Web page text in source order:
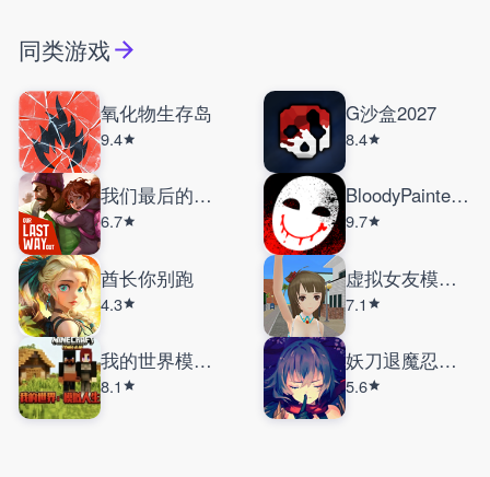
同类游戏
氧化物生存岛
9.4
G沙盒2027
8.4
我们最后的出路
6.7
BloodyPainterDatingSim情人节番外篇
9.7
酋长你别跑
4.3
虚拟女友模拟器
7.1
我的世界模拟人生
8.1
妖刀退魔忍安卓版
5.6